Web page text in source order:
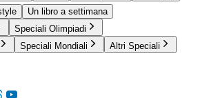
Un libro a settimana
Speciali Olimpiadi
Speciali Mondiali Altri Speciali